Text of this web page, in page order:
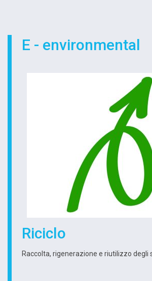
E - environmental
Riciclo
Raccolta, rigenerazione e riutilizzo degli